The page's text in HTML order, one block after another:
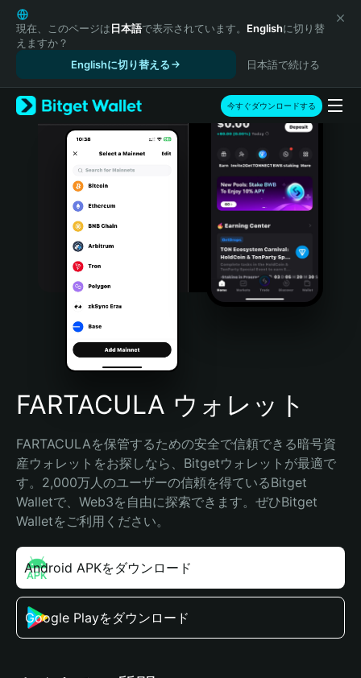
English
日本語
Tiếng Việt
Español (Latinoamérica)
Türkçe
Italiano
Português (Portugal)
Bahasa Indonesia
Português (Brasil)
Español (Argentina)
現在、このページは日本語で表示されています。 Englishに切り替
えますか？
Englishに切り替える
日本語で続ける
今すぐダウンロードする
FARTACULA ウォレット
FARTACULAを保管するための安全で信頼できる暗号資
産ウォレットをお探しなら、Bitgetウォレットが最適で
す。2,000万人のユーザーの信頼を得ているBitget
Walletで、Web3を自由に探索できます。ぜひBitget
Walletをご利用ください。
Android APKをダウンロード
Google Playをダウンロード